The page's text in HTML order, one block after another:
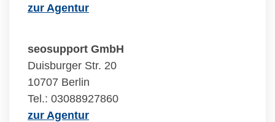
zur Agentur
seosupport GmbH
Duisburger Str. 20
10707 Berlin
Tel.: 03088927860
zur Agentur